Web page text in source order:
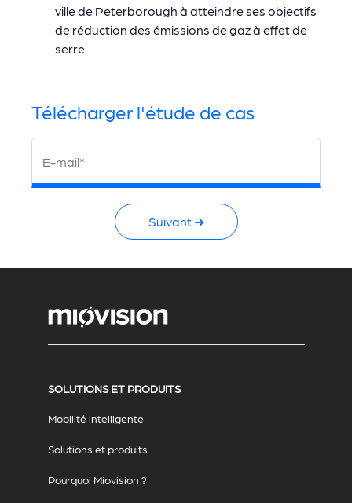
ville de Peterborough à atteindre ses objectifs
de réduction des émissions de gaz à effet de
serre.
Télécharger l'étude de cas
E-mail*
Suivant ➜
SOLUTIONS ET PRODUITS
Mobilité intelligente
Solutions et produits
Pourquoi Miovision ?